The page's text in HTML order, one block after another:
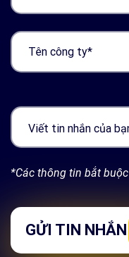
*Các thông tin bắt buộc